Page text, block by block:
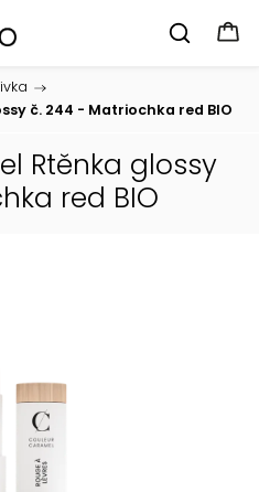
/
č. 244 - Matriochka red BIO
Rtěnka glossy
red BIO